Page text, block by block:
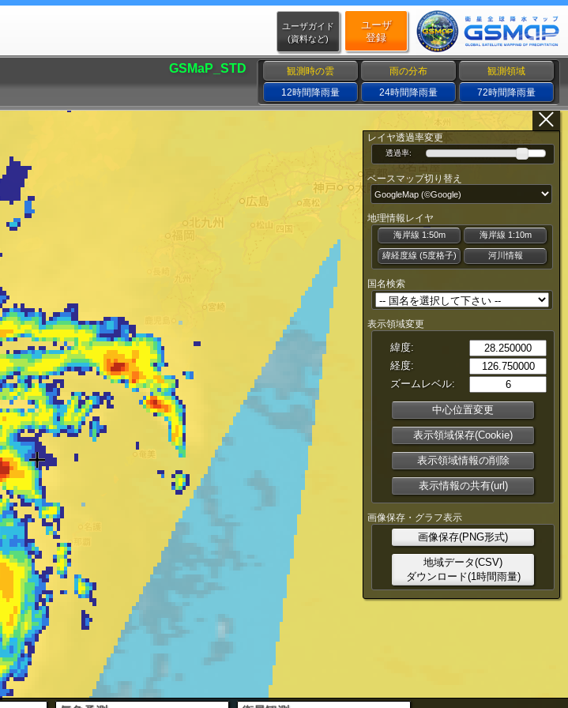
ユーザガイド
(資料など)
ユーザ
登録
GSMaP_STD 観測時の雲 雨の分布
観測領域
12時間降雨量
24時間降雨量 72時間降雨量
レイヤ透過率変更
透過率:
ベースマップ切り替え
地理情報レイヤ
海岸線 1:50m 海岸線 1:10m
緯経度線 (5度格子) 河川情報
国名検索
表示領域変更
緯度:
経度:
ズームレベル:
中心位置変更
表示領域保存(Cookie)
表示領域情報の削除
表示情報の共有(url)
画像保存・グラフ表示
画像保存(PNG形式)
地域データ(CSV)
ダウンロード(1時間雨量)